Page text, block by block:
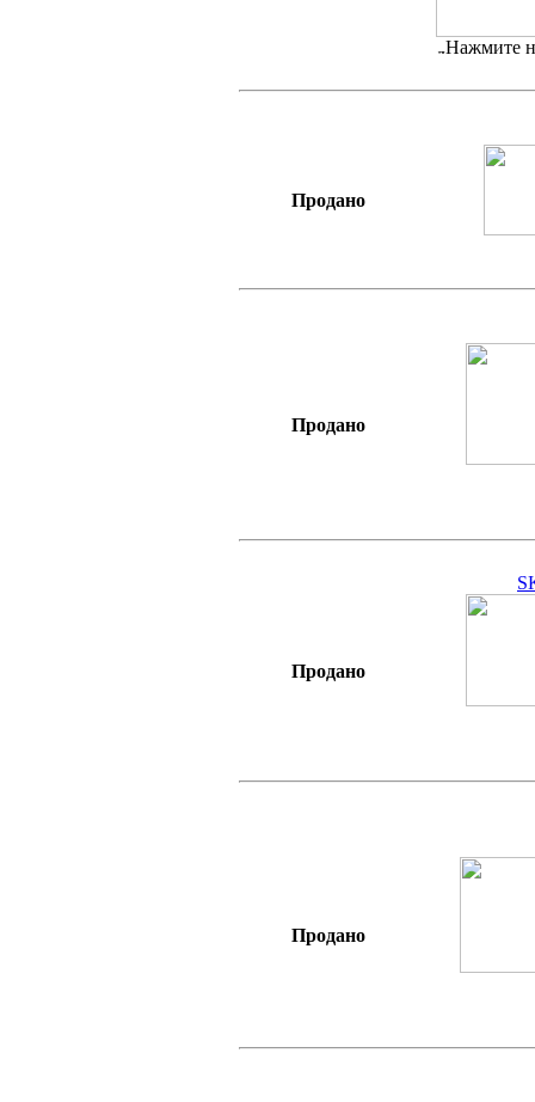
Нажмите
Продано
Продано
Продано
Продано